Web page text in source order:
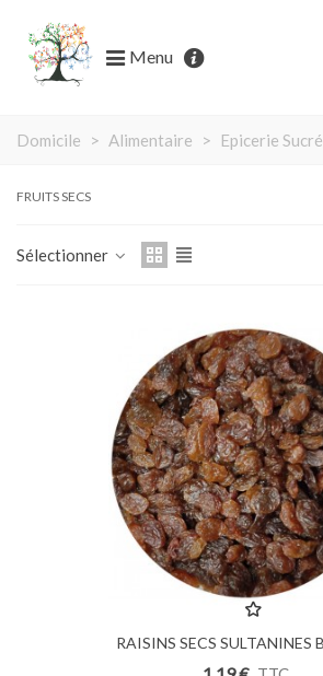
Menu
Domicile > Alimentaire > Epicerie
FRUITS SECS
Sélectionner
RAISINS SECS SULTANINES